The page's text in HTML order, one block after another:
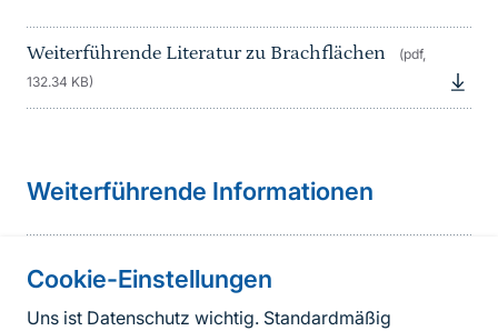
Cookie-Einstellungen
Uns ist Datenschutz wichtig. Standardmäßig
Weiterführende Literatur zu Brachflächen
(pdf,
132.34 KB)
Weiterführende Informationen
Agrarlandschaft